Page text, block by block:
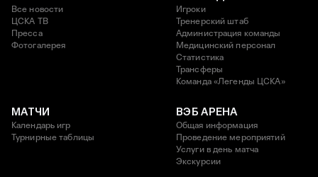
Все новости
ЦСКА ТВ
Пресса
Фотогалерея
Игроки
Тренерский штаб
Администрация команды
Медицинский персонал
Статистика
Трансферы
Команда «Легенды ЦСКА»
МАТЧИ
Календарь игр
Турнирные таблицы
ВЭБ АРЕНА
Общая информация
Проведение мероприятий
Услуги в день матча
Экскурсии